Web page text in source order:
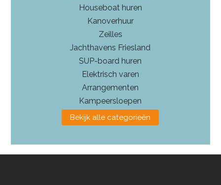
Houseboat huren
Kanoverhuur
Zeilles
Jachthavens Friesland
SUP-board huren
Elektrisch varen
Arrangementen
Kampeersloepen
Bekijk alle categorieën